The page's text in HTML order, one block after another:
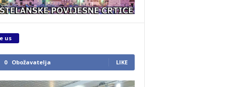
us
0 Obožavatelja LIKE